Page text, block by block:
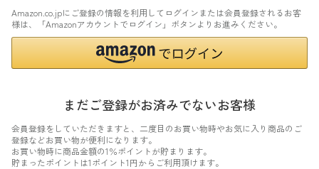
Amazon.co.jpにご登録の情報を利用してログインまたは会員登録されるお客
様は、「Amazonアカウントでログイン」ボタンよりお進みください。
まだご登録がお済みでないお客様
会員登録をしていただきますと、二度目のお買い物時やお気に入り商品のご
登録などお買い物が便利になります。
お買い物時に商品金額の1％ポイントが貯まります。
貯まったポイントは1ポイント1円からご利用頂けます。